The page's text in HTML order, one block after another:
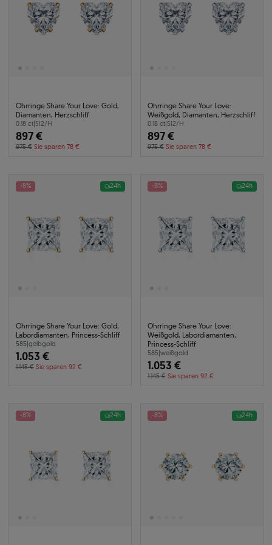
Ohrringe Share Your Love: Gold,
Diamanten, Herzschliff
0.18 ct|SI2/H
897 €
975 € Sie sparen 78 €
Ohrringe Share Your Love:
Weißgold, Diamanten, Herzschliff
0.18 ct|SI2/H
897 €
975 € Sie sparen 78 €
-8% 24h
Ohrringe Share Your Love: Gold,
Labordiamanten, Princess-Schliff
585|gelbgold
1.053 €
1.145 € Sie sparen 92 €
-8% 24h
Ohrringe Share Your Love:
Weißgold, Labordiamanten,
Princess-Schliff
585|weißgold
1.053 €
1.145 € Sie sparen 92 €
-8% 24h -8% 24h